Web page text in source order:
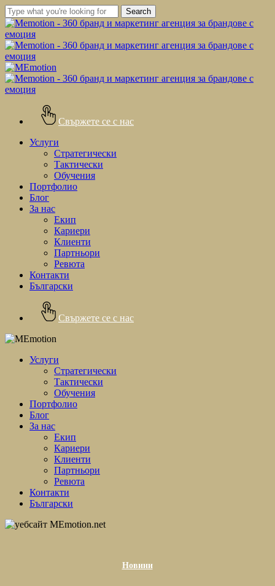
Skip
to
main
content
Search
Close
Search
Свържете се с нас
Menu
Услуги
Стратегически
Тактически
Обучения
Портфолио
Блог
За нас
Екип
Кариери
Клиенти
Партньори
Ревюта
Контакти
Български
Свържете се с нас
Услуги
Стратегически
Тактически
Обучения
Портфолио
Блог
За нас
Екип
Кариери
Клиенти
Партньори
Ревюта
Контакти
Български
Новини